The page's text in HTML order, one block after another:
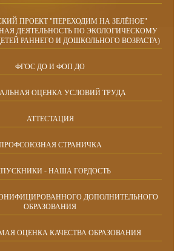
ПРОЕКТ "ПЕРЕХОДИМ НА ЗЕЛЁНОЕ"
ДЕЯТЕЛЬНОСТЬ ПО ЭКОЛОГИЧЕСКОМУ
РАННЕГО И ДОШКОЛЬНОГО ВОЗРАСТА)
ФГОС ДО И ФОП ДО
ОЦЕНКА УСЛОВИЙ ТРУДА
АТТЕСТАЦИЯ
СТРАНИЧКА
- НАША ГОРДОСТЬ
ДОПОЛНИТЕЛЬНОГО
ОБРАЗОВАНИЯ
ОЦЕНКА КАЧЕСТВА ОБРАЗОВАНИЯ